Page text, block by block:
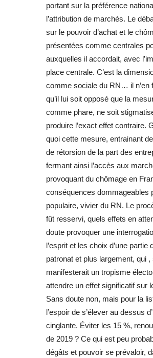
portant sur la préférence
l’attribution de marchés. Le
sur le pouvoir d’achat et le
présentées comme centrales
auxquelles il accordait, avec
place centrale. C’est la
comme sociale du RN… il n’en
qu’il lui soit opposé que la
comme phare, ne soit
produire l’exact effet contraire.
quoi cette mesure, entrainant
de rétorsion de la part des
fermant ainsi l’accès aux
provoquant du chômage en
conséquences dommageables
populaire, vivier du RN. Le
fût resservi, quels effets en
doute provoquer une
l’esprit et les choix d’une partie
patronat et plus largement, qui
manifesterait un tropisme
attendre un effet significatif sur
Sans doute non, mais pour la
l’espoir de s’élever au dessus
cinglante. Éviter les 15 %,
de 2019 ? Ce qui est peu
dégâts et pouvoir se prévaloir,